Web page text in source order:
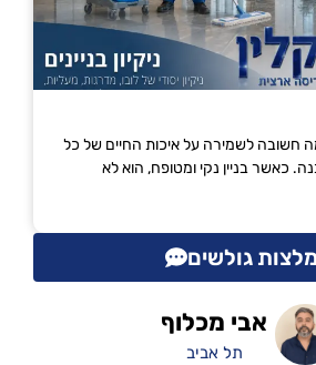
חשובה לשמירה על איכות החיים של כל
כאשר בניין נקי ומטופח, הוא לא
גולשים
אבי מכלוף
תל אביב